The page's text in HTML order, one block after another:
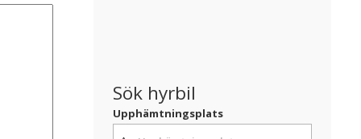
Sök hyrbil
Upphämtningsplats